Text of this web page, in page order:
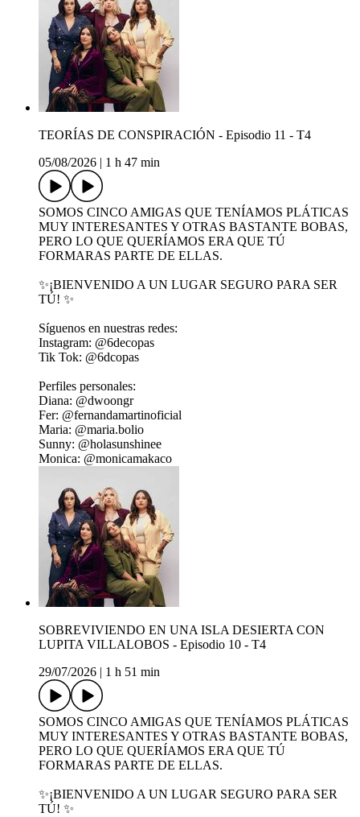
TEORÍAS DE CONSPIRACIÓN - Episodio 11 - T4
05/08/2026
1 h 47 min
SOMOS CINCO AMIGAS QUE TENÍAMOS PLÁTICAS
MUY INTERESANTES Y OTRAS BASTANTE BOBAS,
PERO LO QUE QUERÍAMOS ERA QUE TÚ
FORMARAS PARTE DE ELLAS.
✨¡BIENVENIDO A UN LUGAR SEGURO PARA SER
TÚ! ✨
Síguenos en nuestras redes:
Instagram: ⁠⁠@6decopas⁠
Tik Tok: ⁠⁠@6dcopas⁠⁠
Perfiles personales:
Diana: ⁠@⁠dwoongr⁠
Fer: ⁠⁠@fernandamartinoficial⁠
Maria: ⁠@maria.bolio ⁠⁠
Sunny: ⁠@holasunshinee⁠ ⁠
Monica: ⁠@monicamakaco⁠ ⁠ ⁠
SOBREVIVIENDO EN UNA ISLA DESIERTA CON
LUPITA VILLALOBOS - Episodio 10 - T4
29/07/2026
1 h 51 min
SOMOS CINCO AMIGAS QUE TENÍAMOS PLÁTICAS
MUY INTERESANTES Y OTRAS BASTANTE BOBAS,
PERO LO QUE QUERÍAMOS ERA QUE TÚ
FORMARAS PARTE DE ELLAS.
✨¡BIENVENIDO A UN LUGAR SEGURO PARA SER
TÚ! ✨